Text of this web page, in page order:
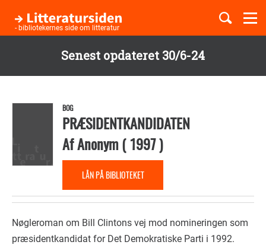
Senest opdateret 30/6-24
hovedindhold
- bibliotekernes side om litteratur
Børnebøger
BOG
PRÆSIDENTKANDIDATEN
AfAnonym(1997)
LÅN PÅ BIBLIOTEKET
Nøgleroman om Bill Clintons vej mod nomineringen som
præsidentkandidat for Det Demokratiske Parti i 1992.